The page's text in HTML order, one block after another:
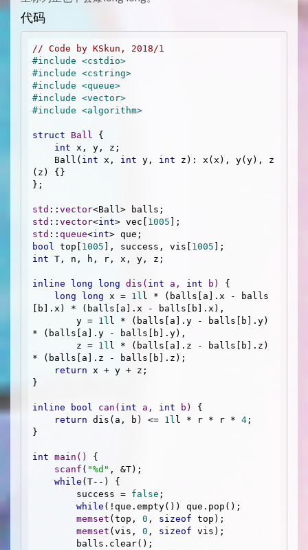
代码
// Code by KSkun, 2018/1
#include <cstdio>
#include <cstring>
#include <queue>
#include <vector>
#include <algorithm>
struct Ball {
int x, y, z;
    Ball(
int x, int y, int z): x(x), y(y), z
(z) {}
};
std :: vector
std :: vector<int> vec[ 1005
std :: queue<int
bool top[ 1005 ], success, vis[ 1005
int T, n, h, r, x, y, z;
inline long long dis ( int a, int b)
{
long
long x = 1l l * (balls[a].x - balls
[b].x) * (balls[a].x - balls[b].x),
        y =
1l l * (balls[a].y - balls[b].y)
* (balls[a].y - balls[b].y),
        z =
1l l * (balls[a].z - balls[b].z)
* (balls[a].z - balls[b].z);
return x + y + z;
}
inline bool can ( int a, int b)
{
return dis(a, b) <= 1l l * r * r * 4 ;
}
int main ()
{
scanf ( "%d" , &T);
while (T--) {
        success =
false ;
while (!que.empty()) que.pop();
memset (top, 0 , sizeof top);
memset (vis, 0 , sizeof vis);